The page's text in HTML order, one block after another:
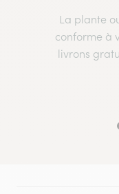
La plante
conforme à
livrons